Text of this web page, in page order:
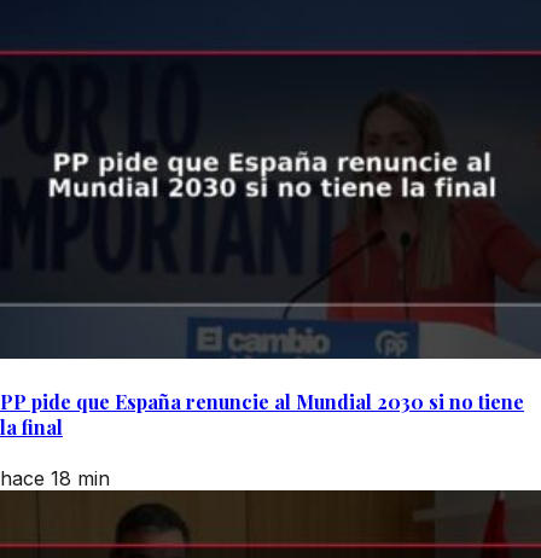
PP pide que España renuncie al Mundial 2030 si no tiene
la final
hace 18 min